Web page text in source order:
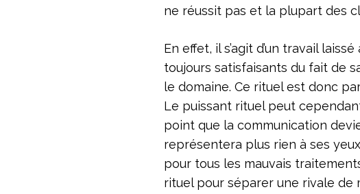
ne réussit pas et la plupart des
En effet, il s’agit d’un travail
toujours satisfaisants du fait de
le domaine. Ce rituel est donc
Le puissant rituel peut
point que la communication
représentera plus rien à ses
pour tous les mauvais
rituel pour séparer une rivale de